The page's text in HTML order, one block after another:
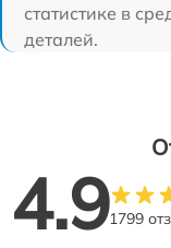
статистике в
деталей.
4.91799